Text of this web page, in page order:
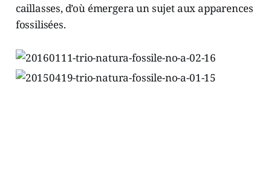
caillasses, d’où émergera un sujet aux apparences
fossilisées.